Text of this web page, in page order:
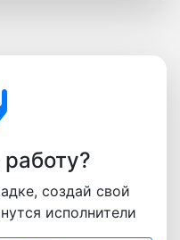
создай свой
исполнители